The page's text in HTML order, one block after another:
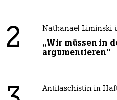
2 Nathanael Liminski
„Wir müssen in
argumentieren“
Antifaschistin in